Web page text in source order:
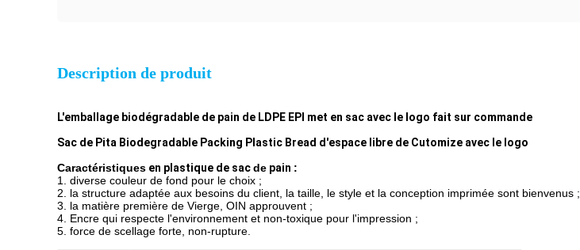
Description de produit
L'emballage biodégradable de pain de LDPE EPI met en sac avec le logo fait sur commande
Sac de Pita Biodegradable Packing Plastic Bread d'espace libre de Cutomize avec le logo
Caractéristiques en plastique de sacde pain :
1. diverse couleur de fond pour le choix ;
2. la structure adaptée aux besoins du client, la taille, le style et la conception imprimée sont bienvenus ;
3. la matière première de Vierge, OIN approuvent ;
4. Encre qui respecte l'environnement et non-toxique pour l'impression ;
5. force de scellage forte, non-rupture.